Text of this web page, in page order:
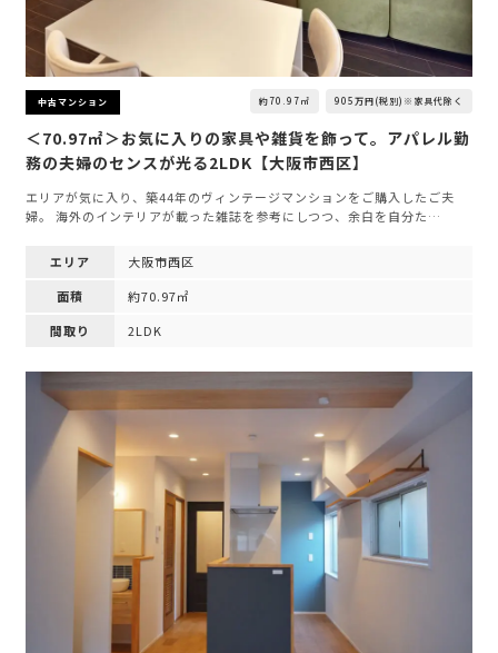
中古マンション 約70.97㎡ 905万円(税別)※家具代除く
＜70.97㎡＞お気に入りの家具や雑貨を飾って。アパレル勤
務の夫婦のセンスが光る2LDK【大阪市西区】
エリアが気に入り、築44年のヴィンテージマンションをご購入したご夫
婦。 海外のインテリアが載った雑誌を参考にしつつ、余白を自分た…
エリア
大阪市西区
面積
約70.97㎡
間取り
2LDK